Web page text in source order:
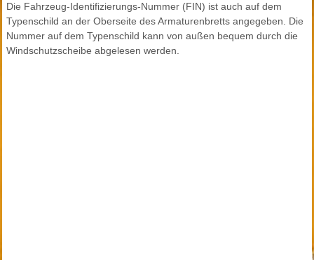
Die Fahrzeug-Identifizierungs-Nummer (FIN) ist auch auf dem
Typenschild an der Oberseite des Armaturenbretts angegeben. Die
Nummer auf dem Typenschild kann von außen bequem durch die
Windschutzscheibe abgelesen werden.